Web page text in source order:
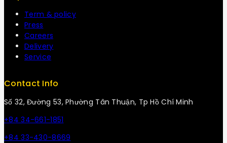
Term & policy
Press
Careers
Delivery
Service
Contact Info
Số 32, Đường 53, Phường Tân Thuận, Tp Hồ Chí Minh
+84 34-661-1851
+84 33-430-8669